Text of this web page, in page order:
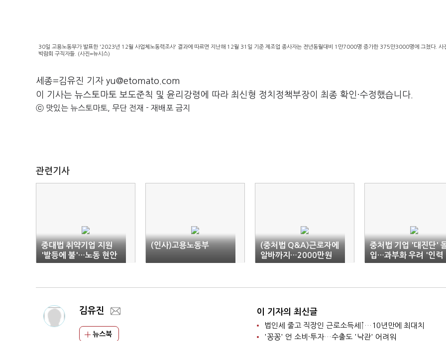
30일 고용노동부가 발표한 '2023년 12월 사업체노동력조사' 결과에 따르면 지난해 12월 31일 기준 제조업 종사자는 전년동월대비 1만7000명 증가한 375만3000명에 그쳤다. 사
박람회 구직자들. (사진=뉴시스)
세종=김유진 기자 yu@etomato.com
이 기사는 뉴스토마토 보도준칙 및 윤리강령에 따라 최신형 정치정책부장이 최종 확인·수정했습니다.
ⓒ 맛있는 뉴스토마토, 무단 전재 - 재배포 금지
관련기사
중대법 취약기업 지원
'발등에 불'…노동 현안
도 '산적'
(인사)고용노동부
(중처법 Q&A)근로자에
알바까지…2000만원
건설공사는?
중처법 기업 '대진단'
입…과부화 우려 '인력
관건'
김유진
뉴스북
이 기자의 최신글
법인세 줄고 직장인 근로소득세↑…10년만에 최대치
'꽁꽁' 언 소비·투자…수출도 '낙관' 어려워